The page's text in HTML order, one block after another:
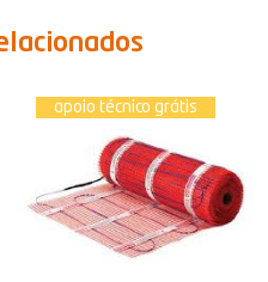
apoio técnico grátis